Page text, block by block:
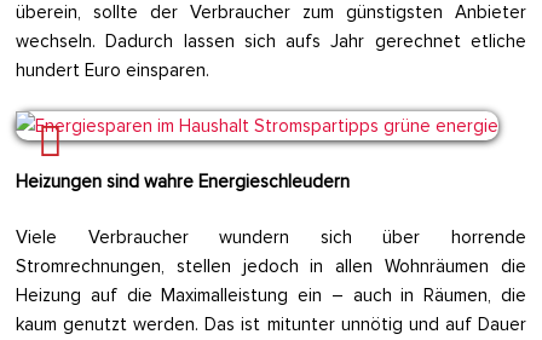
überein, sollte der Verbraucher zum günstigsten Anbieter
wechseln. Dadurch lassen sich aufs Jahr gerechnet etliche
hundert Euro einsparen.
Heizungen sind wahre Energieschleudern
Viele Verbraucher wundern sich über horrende
Stromrechnungen, stellen jedoch in allen Wohnräumen die
Heizung auf die Maximalleistung ein – auch in Räumen, die
kaum genutzt werden. Das ist mitunter unnötig und auf Dauer